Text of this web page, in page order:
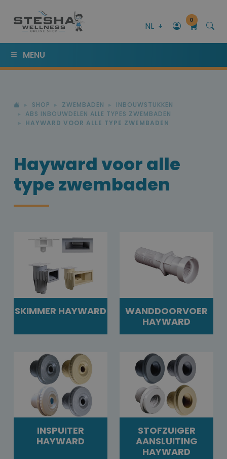
NL
0
MENU
SHOP ZWEMBADEN
INBOUWSTUKKEN
ABS INBOUWDELEN ALLE TYPES ZWEMBADEN
HAYWARD VOOR ALLE TYPE ZWEMBADEN
Hayward voor alle
type zwembaden
SKIMMER HAYWARD
WANDDOORVOER
HAYWARD
INSPUITER
HAYWARD
STOFZUIGER
AANSLUITING
HAYWARD